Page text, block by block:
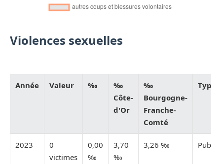
Violences sexuelles
Année Valeur ‰
‰
Côte-
d'Or
‰
Bourgogne-
Franche-
Comté
Type
2023
0
victimes
0,00
‰
3,70
‰
3,26 ‰